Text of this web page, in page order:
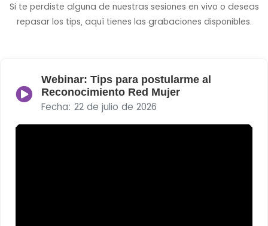
Si te perdiste alguna de nuestras sesiones en vivo o deseas
repasar los tips, aquí tienes las grabaciones disponibles.
Webinar: Tips para postularme al
Reconocimiento Red Mujer
Fecha: 22 de julio de 2026